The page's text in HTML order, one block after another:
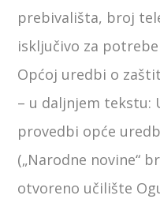
prebivališta, broj
isključivo za
Općoj uredbi o
– u daljnjem tekstu:
provedbi opće
(„Narodne novine“
otvoreno učilište